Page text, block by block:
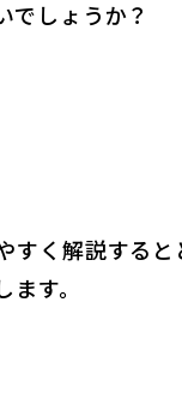
でしょうか？
すく解説すると
す。